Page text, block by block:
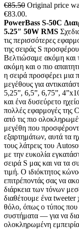
€85.50 Original price
€83.00.
PowerBass S-50C
5.25″ 50W RMS
τις περισσότερες
της σειράς S
Βελτιώσαμε ακόμη και
ακόμη και ο πιο
η σειρά προσφέρει μια
μεγέθους για
5,25”, 6,5”, 6,75”,
και ένα δυσεύρετο
πολλές εφαρμογές της
από τις πιο
μεγέθη που
εξαρτημάτων, αυτά τα
τους λάτρεις του
με την ευκολία
σειρά S μας και να τα
τιμή. Ο ιδιόκτητος
επιτρέποντάς σας να
διάρκεια των τόνων
διαθέτουμε ένα
θόλο, όπως ο τύπος που
συστήματα — για να
ολοκληρωμένη